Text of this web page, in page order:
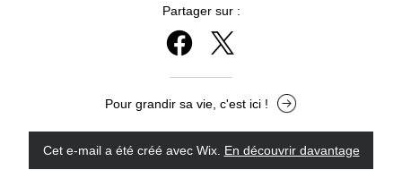
Partager sur :
Pour grandir sa vie, c'est ici !
Cet e-mail a été créé avec Wix. En découvrir davantage